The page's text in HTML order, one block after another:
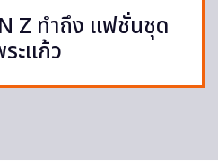
Z ทำถึง แฟชั่นชุด
ะแก้ว